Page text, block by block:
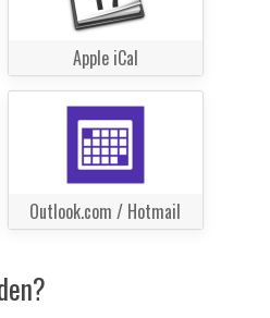
Apple iCal
Outlook.com / Hotmail